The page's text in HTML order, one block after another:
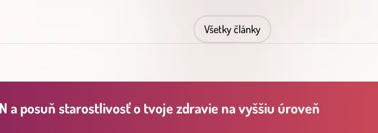
Všetky články
a posuň starostlivosť o tvoje zdravie na vyššiu úroveň